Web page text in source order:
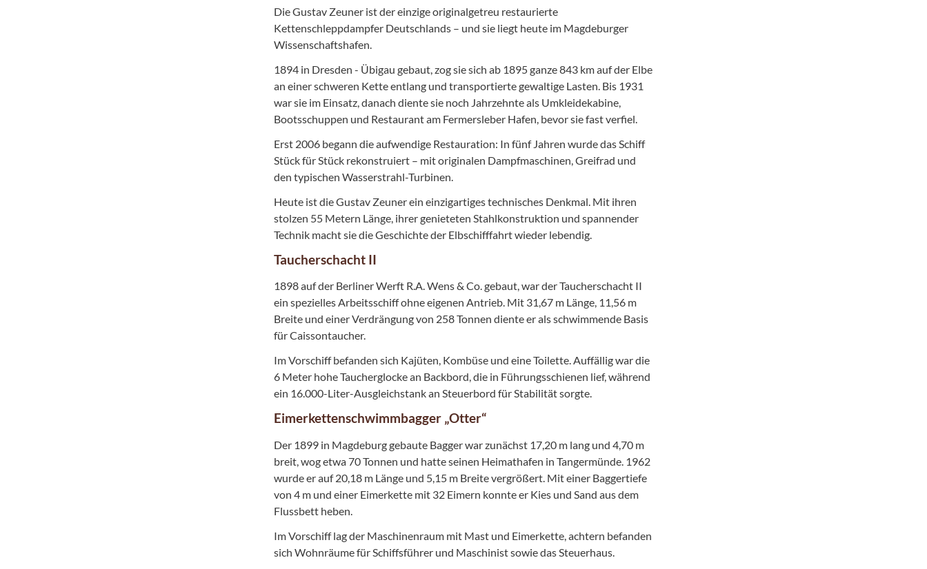
Die Gustav Zeuner ist der einzige originalgetreu restaurierte
Kettenschleppdampfer Deutschlands – und sie liegt heute im Magdeburger
Wissenschaftshafen.
1894 in Dresden - Übigau gebaut, zog sie sich ab 1895 ganze 843 km auf der Elbe
an einer schweren Kette entlang und transportierte gewaltige Lasten. Bis 1931
war sie im Einsatz, danach diente sie noch Jahrzehnte als Umkleidekabine,
Bootsschuppen und Restaurant am Fermersleber Hafen, bevor sie fast verfiel.
Erst 2006 begann die aufwendige Restauration: In fünf Jahren wurde das Schiff
Stück für Stück rekonstruiert – mit originalen Dampfmaschinen, Greifrad und
den typischen Wasserstrahl-Turbinen.
Heute ist die Gustav Zeuner ein einzigartiges technisches Denkmal. Mit ihren
stolzen 55 Metern Länge, ihrer genieteten Stahlkonstruktion und spannender
Technik macht sie die Geschichte der Elbschifffahrt wieder lebendig.
Taucherschacht II
1898 auf der Berliner Werft R.A. Wens & Co. gebaut, war der Taucherschacht II
ein spezielles Arbeitsschiff ohne eigenen Antrieb. Mit 31,67 m Länge, 11,56 m
Breite und einer Verdrängung von 258 Tonnen diente er als schwimmende Basis
für Caissontaucher.
Im Vorschiff befanden sich Kajüten, Kombüse und eine Toilette. Auffällig war die
6 Meter hohe Taucherglocke an Backbord, die in Führungsschienen lief, während
ein 16.000-Liter-Ausgleichstank an Steuerbord für Stabilität sorgte.
Eimerkettenschwimmbagger „Otter“
Der 1899 in Magdeburg gebaute Bagger war zunächst 17,20 m lang und 4,70 m
breit, wog etwa 70 Tonnen und hatte seinen Heimathafen in Tangermünde. 1962
wurde er auf 20,18 m Länge und 5,15 m Breite vergrößert. Mit einer Baggertiefe
von 4 m und einer Eimerkette mit 32 Eimern konnte er Kies und Sand aus dem
Flussbett heben.
Im Vorschiff lag der Maschinenraum mit Mast und Eimerkette, achtern befanden
sich Wohnräume für Schiffsführer und Maschinist sowie das Steuerhaus.